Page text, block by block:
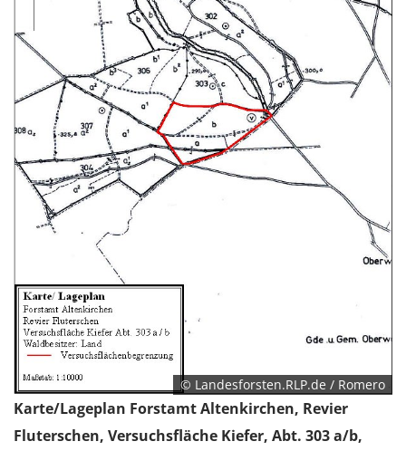
© Landesforsten.RLP.de / Romero
Karte/Lageplan Forstamt Altenkirchen, Revier
Fluterschen, Versuchsfläche Kiefer, Abt. 303 a/b,
Funktionen und sind für die einwandfreie Funktion
der Website erforderlich.
Einverständnis-Cookie
Name:
cookie_consent
Zweck:
Dieser Cookie speichert die ausgewählten
Einverständnis-Optionen des Benutzers
Cookie Laufzeit:
1 Jahr
EXTERNE MEDIEN
Um Inhalte von Videoplattformen und Social Media
Plattformen anzeigen zu können, werden von
diesen externen Medien Cookies gesetzt.
YouTube